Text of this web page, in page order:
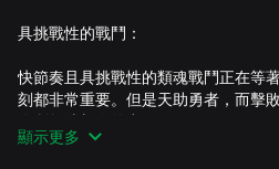
具挑戰性的戰鬥：
快節奏且具挑戰性的類魂戰鬥正在等
刻都非常重要。但是天助勇者，而擊
人所無法想像的力量。
顯示更多